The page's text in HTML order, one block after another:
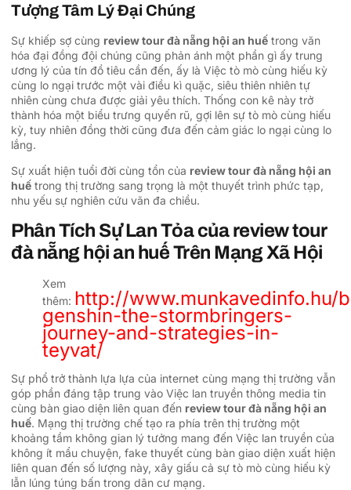
Tượng Tâm Lý Đại Chúng
Sự khiếp sợ cùng review tour đà nẵng hội an huế trong văn
hóa đại đồng đội chúng cũng phản ánh một phần gì ấy trung
ương lý của tín đồ tiêu cần đến, ấy là Việc tò mò cùng hiếu kỳ
cùng lo ngại trước một vài điều kì quặc, siêu thiên nhiên tự
nhiên cùng chưa được giải yêu thích. Thống con kê này trở
thành hóa một biểu trưng quyến rũ, gợi lên sự tò mò cùng hiếu
kỳ, tuy nhiên đồng thời cũng đưa đến cảm giác lo ngại cùng lo
lắng.
Sự xuất hiện tuổi đời cùng tổn của review tour đà nẵng hội an
huế trong thị trường sang trọng là một thuyết trình phức tạp,
nhu yếu sự nghiên cứu vãn đa chiều.
Phân Tích Sự Lan Tỏa của review tour
đà nẵng hội an huế Trên Mạng Xã Hội
Xem
thêm: http://www.munkavedinfo.hu/
genshin-the-stormbringers-
journey-and-strategies-in-
teyvat/
Sự phổ trở thành lựa lựa của internet cùng mạng thị trường vẫn
góp phần đáng tập trung vào Việc lan truyền thông media tin
cùng bàn giao diện liên quan đến review tour đà nẵng hội an
huế. Mạng thị trường chế tạo ra phía trên thị trường một
khoảng tầm không gian lý tưởng mang đến Việc lan truyền của
không ít mẩu chuyện, fake thuyết cùng bàn giao diện xuất hiện
liên quan đến số lượng này, xây giấu cả sự tò mò cùng hiếu kỳ
lẫn lúng túng bấn trong dân cư mạng.